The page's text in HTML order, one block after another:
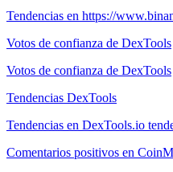
Tendencias en https://
Votos de confianza de DexTools
Votos de confianza de DexTools
Tendencias DexTools
Tendencias en DexTools.io
Comentarios positivos en